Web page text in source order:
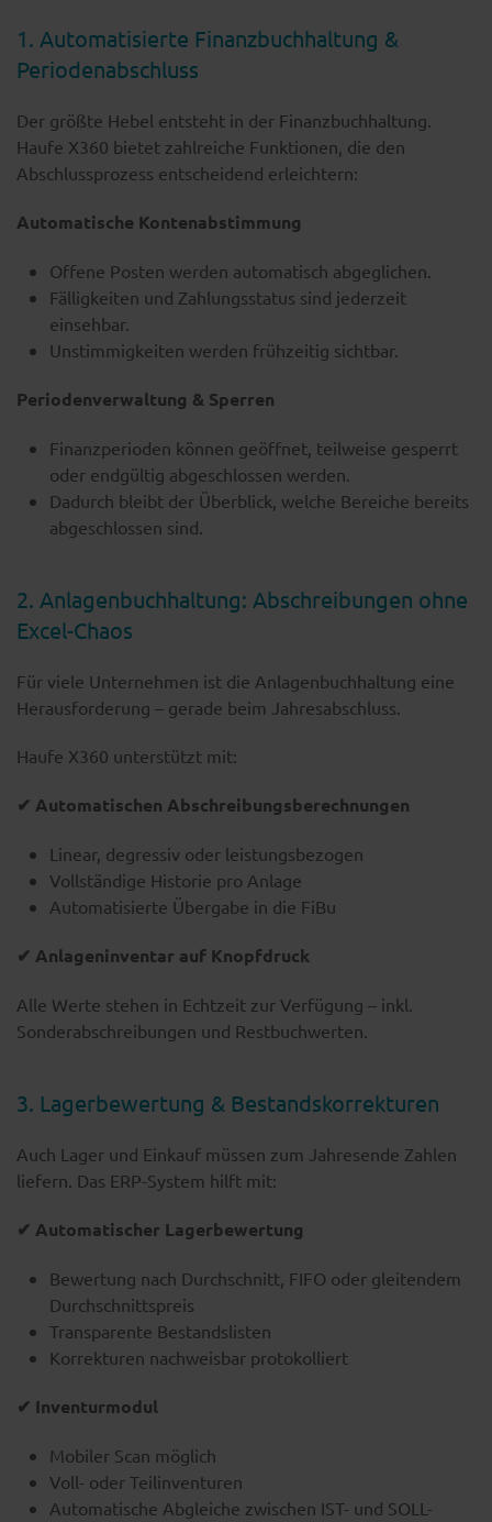
1. Automatisierte Finanzbuchhaltung &
Periodenabschluss
Der größte Hebel entsteht in der Finanzbuchhaltung.
Haufe X360 bietet zahlreiche Funktionen, die den
Abschlussprozess entscheidend erleichtern:
Automatische Kontenabstimmung
Offene Posten werden automatisch abgeglichen.
Fälligkeiten und Zahlungsstatus sind jederzeit
einsehbar.
Unstimmigkeiten werden frühzeitig sichtbar.
Periodenverwaltung & Sperren
Finanzperioden können geöffnet, teilweise gesperrt
oder endgültig abgeschlossen werden.
Dadurch bleibt der Überblick, welche Bereiche bereits
abgeschlossen sind.
2. Anlagenbuchhaltung: Abschreibungen ohne
Excel-Chaos
Für viele Unternehmen ist die Anlagenbuchhaltung eine
Herausforderung – gerade beim Jahresabschluss.
Haufe X360 unterstützt mit:
✔ Automatischen Abschreibungsberechnungen
Linear, degressiv oder leistungsbezogen
Vollständige Historie pro Anlage
Automatisierte Übergabe in die FiBu
✔ Anlageninventar auf Knopfdruck
Alle Werte stehen in Echtzeit zur Verfügung – inkl.
Sonderabschreibungen und Restbuchwerten.
3. Lagerbewertung & Bestandskorrekturen
Auch Lager und Einkauf müssen zum Jahresende Zahlen
liefern. Das ERP-System hilft mit:
✔ Automatischer Lagerbewertung
Bewertung nach Durchschnitt, FIFO oder gleitendem
Durchschnittspreis
Transparente Bestandslisten
Korrekturen nachweisbar protokolliert
✔ Inventurmodul
Mobiler Scan möglich
Voll- oder Teilinventuren
Automatische Abgleiche zwischen IST- und SOLL-